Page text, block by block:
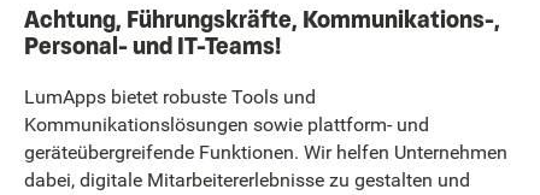
Achtung, Führungskräfte, Kommunikations-,
Personal- und IT-Teams!
LumApps bietet robuste Tools und
Kommunikationslösungen sowie plattform- und
geräteübergreifende Funktionen. Wir helfen Unternehmen
dabei, digitale Mitarbeitererlebnisse zu gestalten und